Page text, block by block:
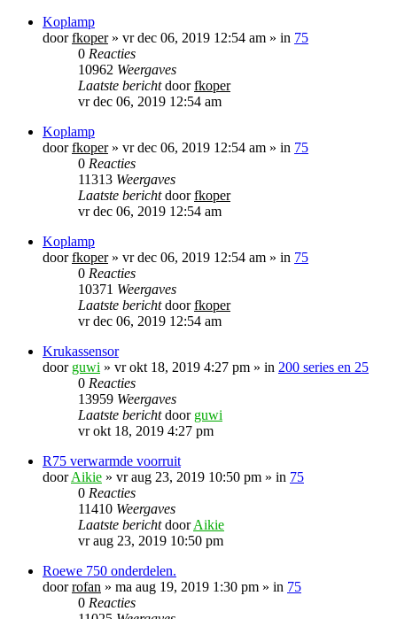
Koplamp
doorfkoper» vr dec 06, 2019 12:54 am » in 75
0 Reacties
10962 Weergaves
Laatste berichtdoorfkoper
vr dec 06, 2019 12:54 am
Koplamp
doorfkoper» vr dec 06, 2019 12:54 am » in 75
0 Reacties
11313 Weergaves
Laatste berichtdoorfkoper
vr dec 06, 2019 12:54 am
Koplamp
doorfkoper» vr dec 06, 2019 12:54 am » in 75
0 Reacties
10371 Weergaves
Laatste berichtdoorfkoper
vr dec 06, 2019 12:54 am
Krukassensor
door guwi » vr okt 18, 2019 4:27 pm » in 200 series en 25
0 Reacties
13959 Weergaves
Laatste berichtdoor guwi
vr okt 18, 2019 4:27 pm
R75 verwarmde voorruit
doorAikie » vr aug 23, 2019 10:50 pm » in 75
0 Reacties
11410 Weergaves
Laatste berichtdoorAikie
vr aug 23, 2019 10:50 pm
Roewe 750 onderdelen.
doorrofan » ma aug 19, 2019 1:30 pm » in 75
0 Reacties